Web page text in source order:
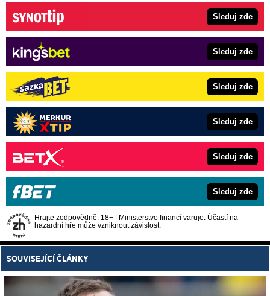
Sleduj zde
Sleduj zde
Sleduj zde
Sleduj zde
Sleduj zde
Sleduj zde
Hrajte zodpovědně. 18+ | Ministerstvo financí varuje: Účastí na
hazardní hře může vzniknout závislost.
SOUVISEJÍCÍ ČLÁNKY